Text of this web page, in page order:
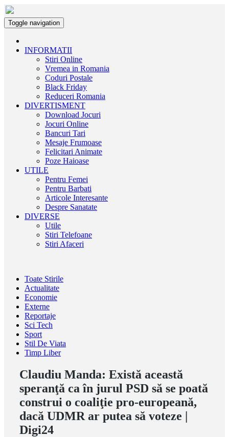
Toggle navigation
INFORMATII
Stiri Online
Vremea in Romania
Coduri Postale
Black Friday
Reduceri Romania
DIVERTISMENT
Download Jocuri
Jocuri Online
Bancuri Tari
Mesaje Frumoase
Felicitari Animate
Poze Haioase
UTILE
Pentru Femei
Pentru Barbati
Articole Interesante
Despre Sanatate
DIVERSE
Utile
Stiri Telefoane
Stiri Afaceri
Toate Stirile
Actualitate
Economie
Externe
Reportaje
Sci Tech
Sport
Stil De Viata
Timp Liber
Claudiu Manda: Există această
speranţă ca în jurul PSD să se poată
construi o coaliţie pro-europeană,
dacă UDMR ar putea să voteze |
Digi24